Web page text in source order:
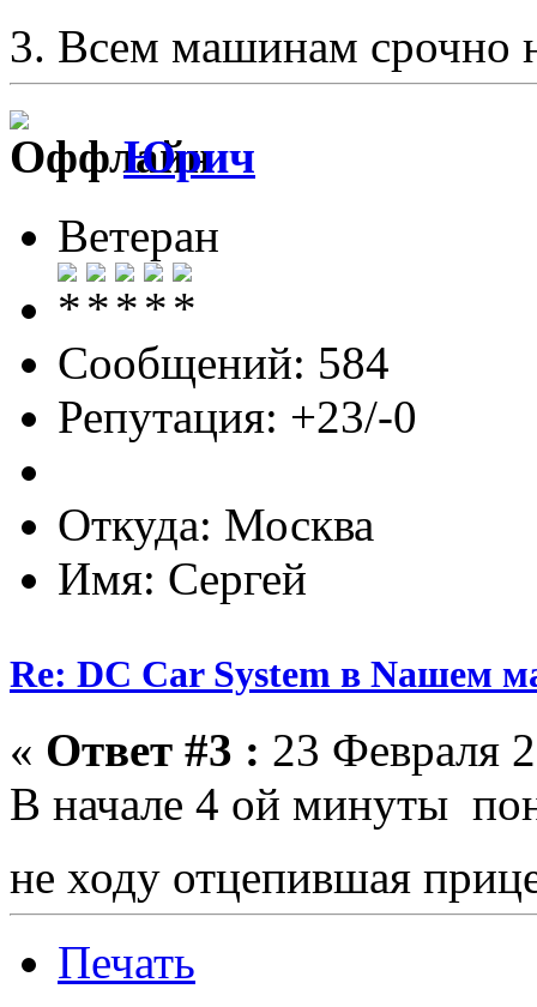
3. Всем машинам
Юрич
Ветеран
Сообщений: 584
Репутация: +23/-0
Откуда: Москва
Имя: Сергей
Re: DC Car System в Nашем
« Ответ #3 : 23 Февраля
В начале 4 ой минуты
не ходу отцепившая
Печать